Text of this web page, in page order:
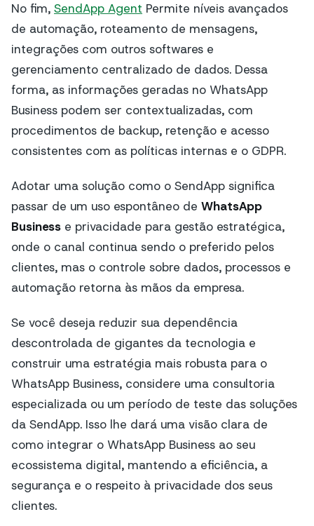
No fim, SendApp Agent Permite níveis avançados
de automação, roteamento de mensagens,
integrações com outros softwares e
gerenciamento centralizado de dados. Dessa
forma, as informações geradas no WhatsApp
Business podem ser contextualizadas, com
procedimentos de backup, retenção e acesso
consistentes com as políticas internas e o GDPR.
Adotar uma solução como o SendApp significa
passar de um uso espontâneo de WhatsApp
Business e privacidade para gestão estratégica,
onde o canal continua sendo o preferido pelos
clientes, mas o controle sobre dados, processos e
automação retorna às mãos da empresa.
Se você deseja reduzir sua dependência
descontrolada de gigantes da tecnologia e
construir uma estratégia mais robusta para o
WhatsApp Business, considere uma consultoria
especializada ou um período de teste das soluções
da SendApp. Isso lhe dará uma visão clara de
como integrar o WhatsApp Business ao seu
ecossistema digital, mantendo a eficiência, a
segurança e o respeito à privacidade dos seus
clientes.